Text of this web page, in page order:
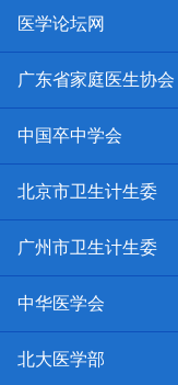
医学论坛网
广东省家庭医生协会
中国卒中学会
北京市卫生计生委
广州市卫生计生委
中华医学会
北大医学部